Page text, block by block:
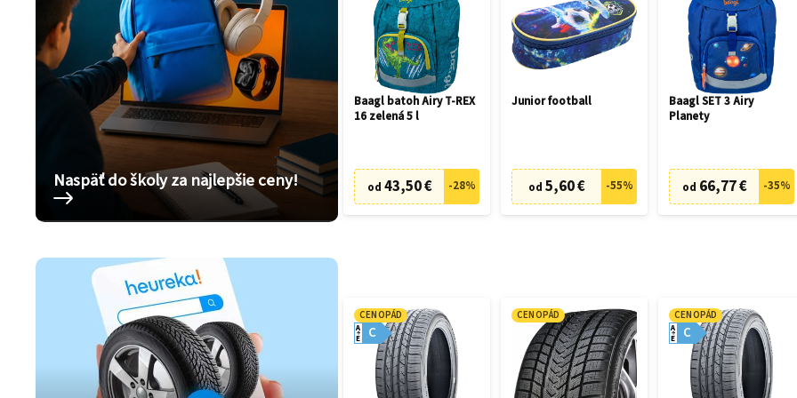
Naspäť do školy za najlepšie ceny!
Baagl batoh Airy T-REX
16 zelená 5 l
od 43,50 € -28%
Junior football
od 5,60 € -55%
Baagl SET 3 Airy
Planety
od 66,77 € -35%
CENOPÁD
C
A
E
CENOPÁD CENOPÁD
C
A
E